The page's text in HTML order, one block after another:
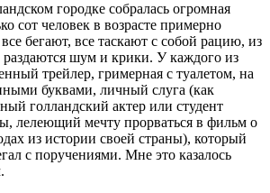
городке собралась огромная
сот человек в возрасте примерно
все бегают, все таскают с собой рацию, из
раздаются шум и крики. У каждого из
трейлер, гримерная с туалетом, на
буквами, личный слуга (как
голландский актер или студент
лелеющий мечту прорваться в фильм о
из истории своей страны), который
с поручениями. Мне это казалось